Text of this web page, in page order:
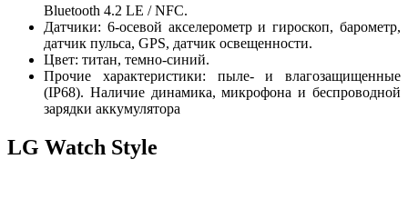
Bluetooth 4.2 LE / NFC.
Датчики: 6-осевой акселерометр и гироскоп, барометр,
датчик пульса, GPS, датчик освещенности.
Цвет: титан, темно-синий.
Прочие характеристики: пыле- и влагозащищенные
(IP68). Наличие динамика, микрофона и беспроводной
зарядки аккумулятора
LG Watch Style